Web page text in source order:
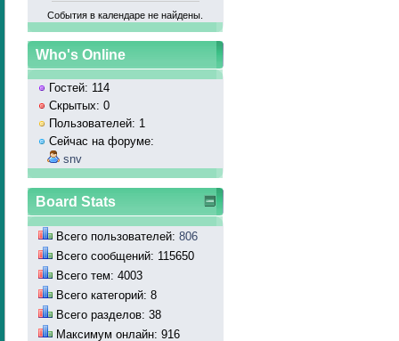
События в календаре не найдены.
Who's Online
Гостей: 114
Скрытых: 0
Пользователей: 1
Сейчас на форуме:
snv
Board Stats
Всего пользователей: 806
Всего сообщений: 115650
Всего тем: 4003
Всего категорий: 8
Всего разделов: 38
Максимум онлайн: 916